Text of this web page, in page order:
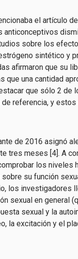
el artículo
sobre los
sintético y
afirmaron que su
que una cantidad
que sólo 2
referencia, y
de 2016 asignó
tres meses [4]. A
los niveles
su función
los investigadores
sexual en general
sexual y la
la excitación y el